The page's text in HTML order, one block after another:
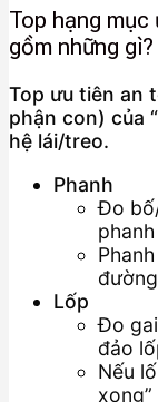
Top hạng
gồm những gì?
Top ưu tiên an
phận con) của
hệ lái/treo.
Phanh
Đo
Lốp
Đo
đảo
Nếu